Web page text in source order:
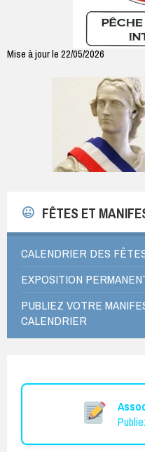
Mise à jour le 22/05/2026
FÊTES ET
CALENDRIER DES
EXPOSITION
PUBLIEZ VOTRE
CALENDRIER